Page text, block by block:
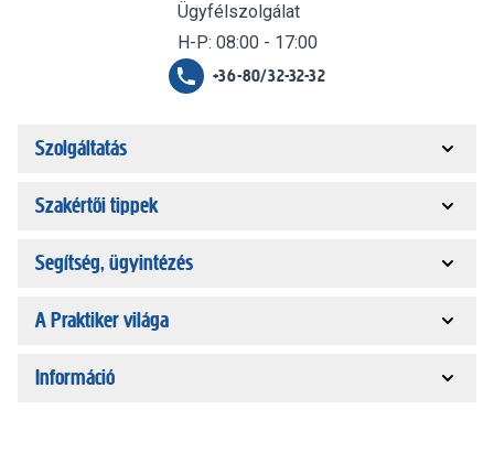
Ügyfélszolgálat
H-P: 08:00 - 17:00
+36-80/32-32-32
Szolgáltatás
Szakértői tippek
Segítség, ügyintézés
A Praktiker világa
Információ